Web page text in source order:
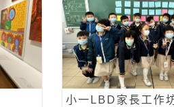
小一LBD家長工作